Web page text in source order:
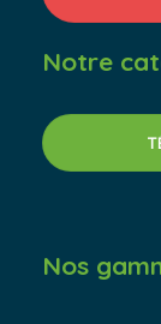
Notre
Nos